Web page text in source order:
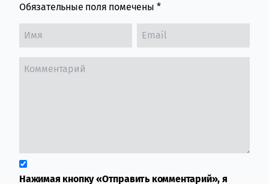
Обязательные поля помечены *
Нажимая кнопку «Отправить комментарий», я